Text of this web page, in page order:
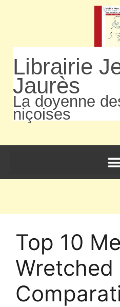
Librairie
Jaurès
La doyenne
niçoises
Top 10
Wretched